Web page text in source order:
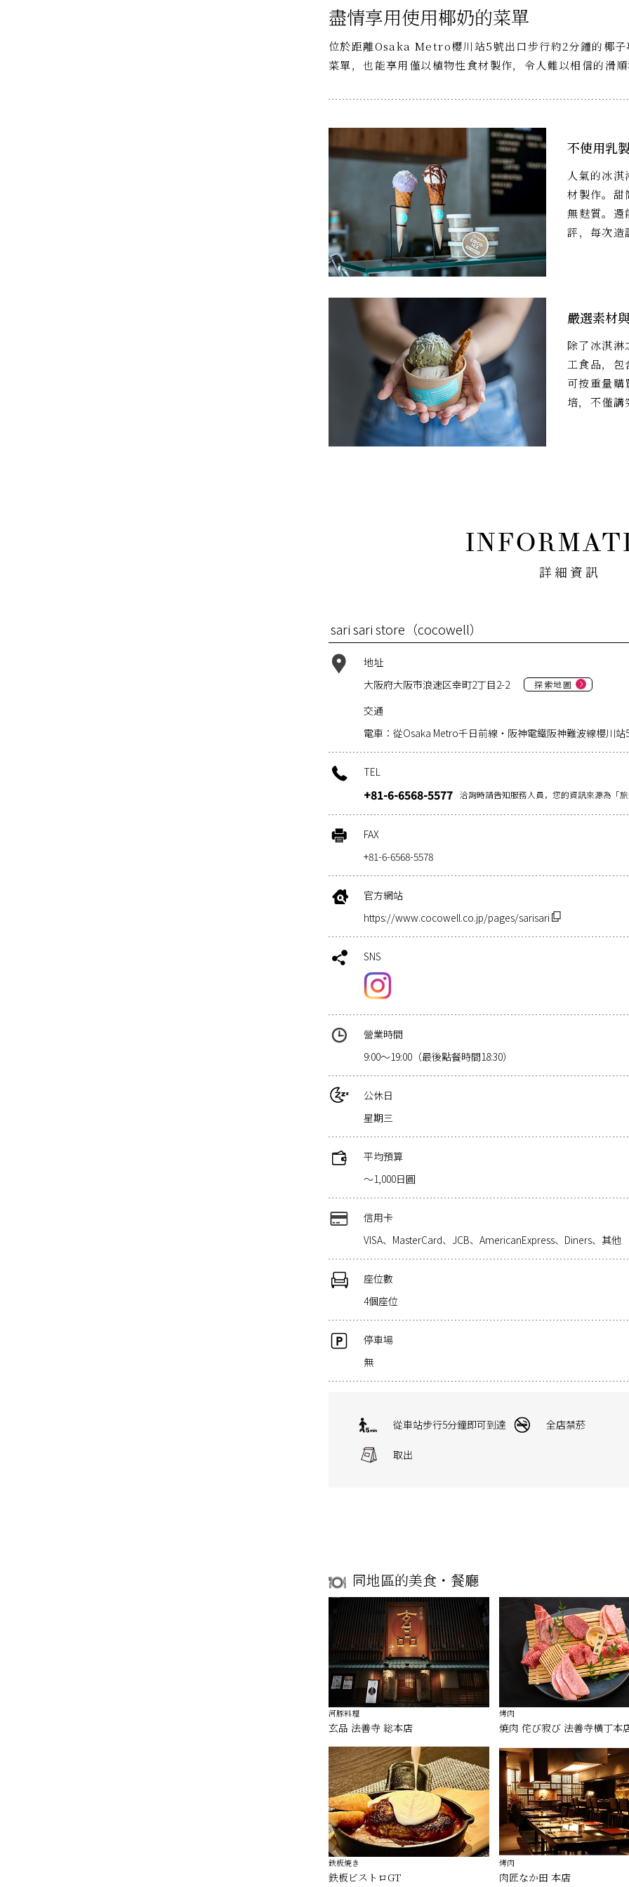
盡情享用使用椰奶的菜單
位於距離Osaka Metro櫻川站5號出口步行約2分鐘的椰子
菜單，也能享用僅以植物性食材製作，令人難以相信的滑順
不使用乳
人氣的冰
材製作。甜
無麩質。還
評，每次造
嚴選素材
除了冰淇淋
工食品，包
可按重量購
培，不僅講
詳細資訊
sari sari store（cocowell）
地址
大阪府大阪市浪速区幸町2丁目2-2
探索地圖
交通
電車：從Osaka Metro千日前線・阪神電鐵阪神難波線櫻川
TEL
+81-6-6568-5577 洽詢時請告知服務人員，您的資訊來源為「旅
FAX
+81-6-6568-5578
官方網站
https://www.cocowell.co.jp/pages/sarisari
SNS
營業時間
9:00～19:00（最後點餐時間18:30）
公休日
星期三
平均預算
～1,000日圓
信用卡
VISA、MasterCard、JCB、AmericanExpress、Diners、其他
座位數
4個座位
停車場
無
從車站步行5分鐘即可到達 全店禁菸
取出
同地區的美食・餐廳
河豚料理
玄品 法善寺 総本店
烤肉
焼肉 侘び寂び 法善寺横丁本
鉄板焼き
鉄板ビストロGT
烤肉
肉匠なか田 本店